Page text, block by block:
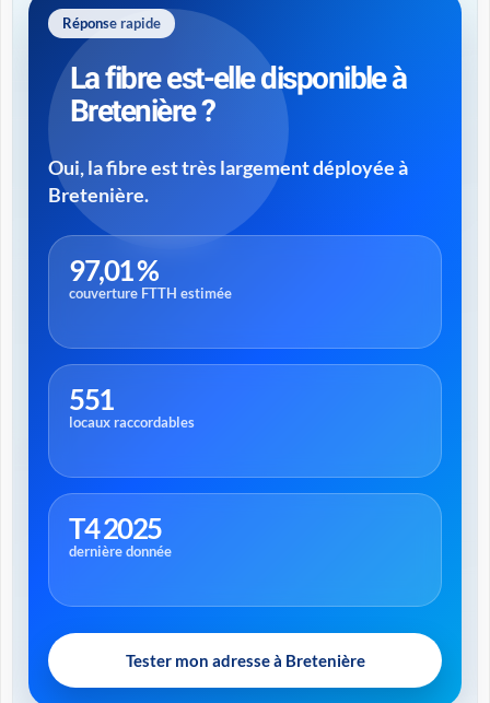
Réponse rapide
La fibre est-elle disponible à
Bretenière ?
Oui, la fibre est très largement déployée à
Bretenière.
97,01 %
couverture FTTH estimée
551
locaux raccordables
T4 2025
dernière donnée
Tester mon adresse à Bretenière